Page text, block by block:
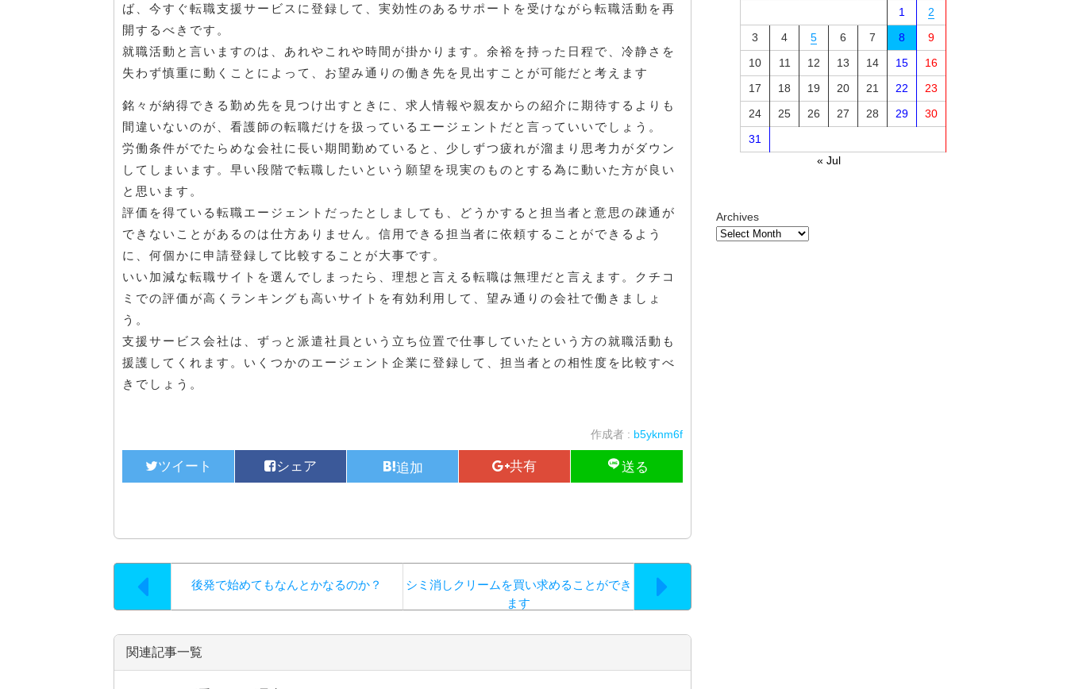
ば、今すぐ転職支援サービスに登録して、実効性のあるサポートを受けながら転職活動を再
開するべきです。
就職活動と言いますのは、あれやこれや時間が掛かります。余裕を持った日程で、冷静さを
失わず慎重に動くことによって、お望み通りの働き先を見出すことが可能だと考えます
銘々が納得できる勤め先を見つけ出すときに、求人情報や親友からの紹介に期待するよりも
間違いないのが、看護師の転職だけを扱っているエージェントだと言っていいでしょう。
労働条件がでたらめな会社に長い期間勤めていると、少しずつ疲れが溜まり思考力がダウン
してしまいます。早い段階で転職したいという願望を現実のものとする為に動いた方が良い
と思います。
評価を得ている転職エージェントだったとしましても、どうかすると担当者と意思の疎通が
できないことがあるのは仕方ありません。信用できる担当者に依頼することができるよう
に、何個かに申請登録して比較することが大事です。
いい加減な転職サイトを選んでしまったら、理想と言える転職は無理だと言えます。クチコ
ミでの評価が高くランキングも高いサイトを有効利用して、望み通りの会社で働きましょ
う。
支援サービス会社は、ずっと派遣社員という立ち位置で仕事していたという方の就職活動も
援護してくれます。いくつかのエージェント企業に登録して、担当者との相性度を比較すべ
きでしょう。
作成者 : b5yknm6f
後発で始めてもなんとかなるのか？
シミ消しクリームを買い求めることができ
ます
関連記事一覧
1
2
3
4 5 6 7 8
9
10
11 12 13 14 15
16
17
18 19 20 21 22
23
24
25 26 27 28 29
30
31
« Jul
Archives